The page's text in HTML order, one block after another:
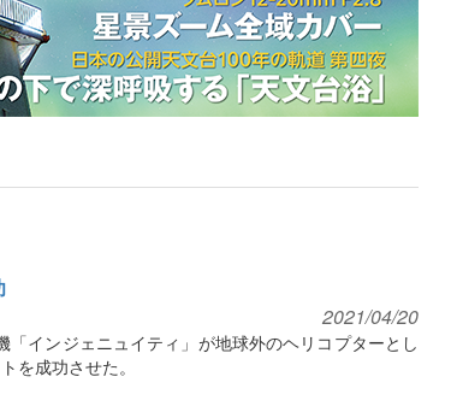
2021/04/20
インジェニュイティ」が地球外のヘリコプターとし
を成功させた。